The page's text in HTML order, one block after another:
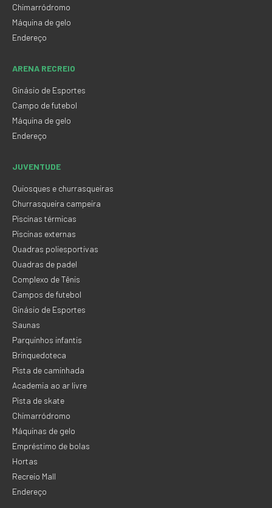
Chimarródromo
Máquina de gelo
Endereço
ARENA RECREIO
Ginásio de Esportes
Campo de futebol
Máquina de gelo
Endereço
JUVENTUDE
Quiosques e churrasqueiras
Churrasqueira campeira
Piscinas térmicas
Piscinas externas
Quadras poliesportivas
Quadras de padel
Complexo de Tênis
Campos de futebol
Ginásio de Esportes
Saunas
Parquinhos infantis
Brinquedoteca
Pista de caminhada
Academia ao ar livre
Pista de skate
Chimarródromo
Máquinas de gelo
Empréstimo de bolas
Hortas
Recreio Mall
Endereço